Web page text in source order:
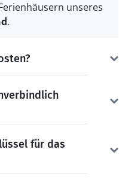
unseres
.
für das